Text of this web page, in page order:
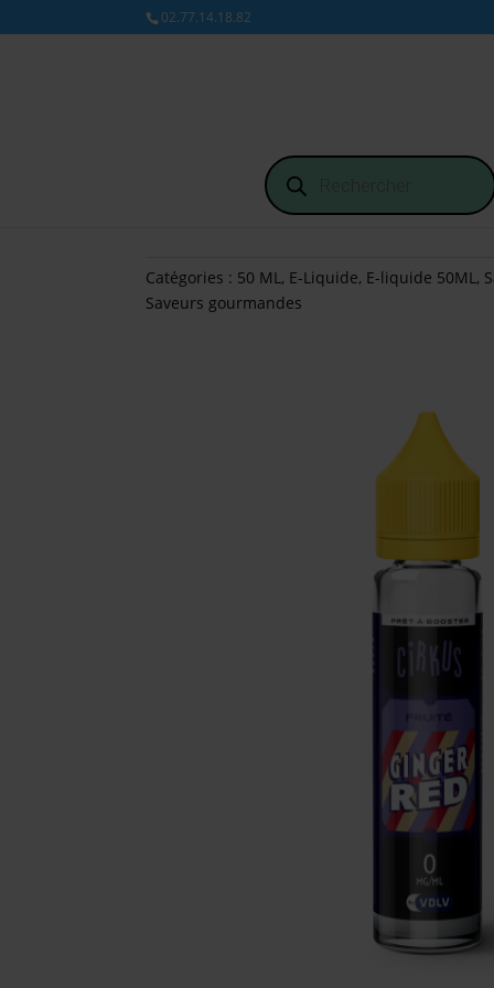
02.77.14.18.82
Recherche
de
produits
Catégories : 50 ML, E-Liquide, E-liquide 50ML,
Saveurs gourmandes